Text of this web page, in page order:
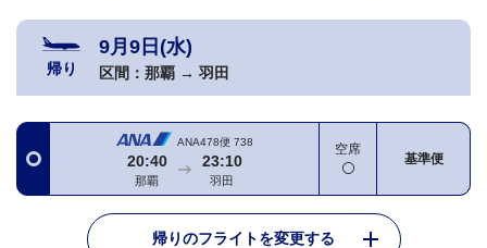
帰り
9月9日(水)
区間： 那覇 → 羽田
ANA478便 738
20:40
那覇
23:10
羽田
空席
基準便
帰りのフライトを変更する